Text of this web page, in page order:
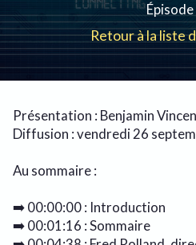
Retour à la liste
Présentation : Benjamin
Diffusion : vendredi 26
Au sommaire :
➡️ 00:00:00 : Introduction
➡️ 00:01:16 : Sommaire